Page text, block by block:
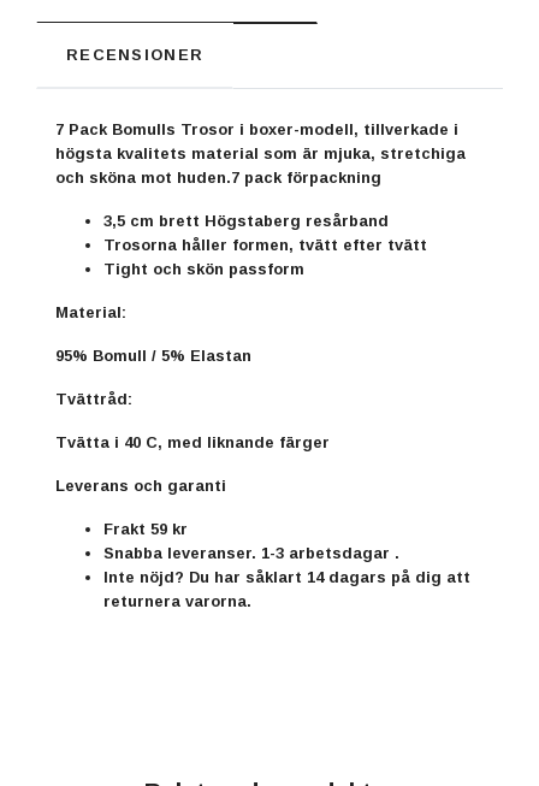
RECENSIONER
7 Pack Bomulls Trosor i boxer-modell, tillverkade i
högsta kvalitets material som är mjuka, stretchiga
och sköna mot huden.7 pack förpackning
3,5 cm brett Högstaberg resårband
Trosorna håller formen, tvätt efter tvätt
Tight och skön passform
Material:
95% Bomull / 5% Elastan
Tvättråd:
Tvätta i 40 C, med liknande färger
Leverans och garanti
Frakt 59 kr
Snabba leveranser. 1-3 arbetsdagar .
Inte nöjd? Du har såklart 14 dagars på dig att
returnera varorna.